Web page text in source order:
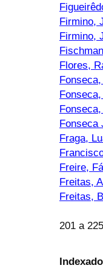
Firmino,
Firmino,
Flores,
Fonseca
Fraga,
Freire,
Freitas,
Freitas,
201 a